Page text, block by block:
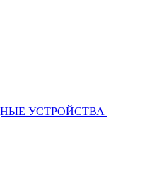
УСТРОЙСТВА